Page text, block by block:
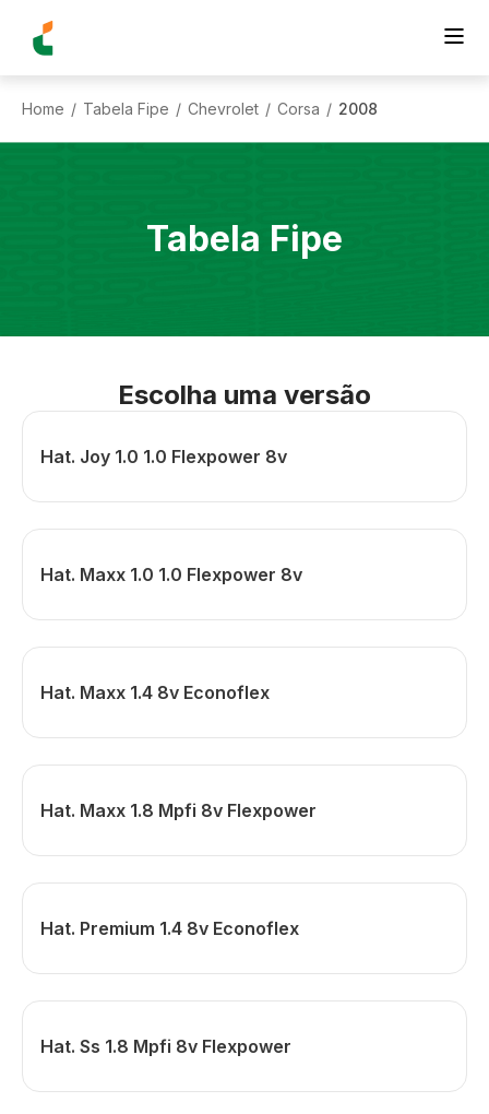
Home / Tabela Fipe / Chevrolet / Corsa / 2008
Tabela Fipe
Escolha uma versão
Hat. Joy 1.0 1.0 Flexpower 8v
Hat. Maxx 1.0 1.0 Flexpower 8v
Hat. Maxx 1.4 8v Econoflex
Hat. Maxx 1.8 Mpfi 8v Flexpower
Hat. Premium 1.4 8v Econoflex
Hat. Ss 1.8 Mpfi 8v Flexpower